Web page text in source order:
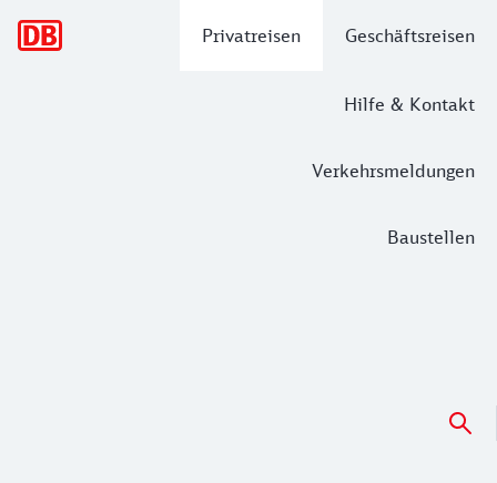
Privatreisen Geschäftsreisen
Hilfe & Kontakt
Verkehrsmeldungen
Baustellen